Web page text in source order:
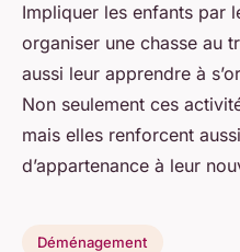
Impliquer les enfants par
organiser une chasse au
aussi leur apprendre à
Non seulement ces
mais elles renforcent
d’appartenance à leur
Déménagement